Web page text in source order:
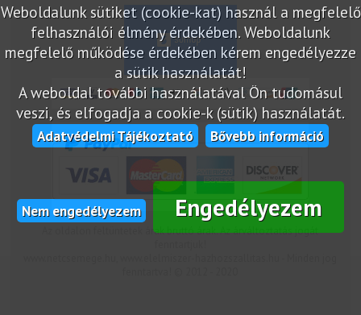
Weboldalunk sütiket (cookie-kat) használ a megfelelő
felhasználói élmény érdekében. Weboldalunk
megfelelő működése érdekében kérem engedélyezze
a sütik használatát!
A weboldal további használatával Ön tudomásul
veszi, és elfogadja a cookie-k (sütik) használatát.
Adatvédelmi Tájékoztató Bővebb információ
Nem engedélyezem Engedélyezem
Az oldalon feltüntetek árak bruttó árak. Az árváltoztatás jogát